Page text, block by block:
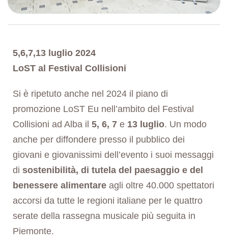
5,6,7,13 luglio 2024
LoST al Festival Collisioni
Si è ripetuto anche nel 2024 il piano di
promozione LoST Eu nell’ambito del Festival
Collisioni ad Alba il 5, 6, 7 e 13 luglio. Un modo
anche per diffondere presso il pubblico dei
giovani e giovanissimi dell’evento i suoi messaggi
di sostenibilità, di tutela del paesaggio e del
benessere alimentare agli oltre 40.000 spettatori
accorsi da tutte le regioni italiane per le quattro
serate della rassegna musicale più seguita in
Piemonte.